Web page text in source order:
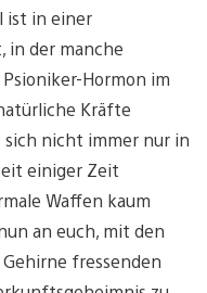
ist in einer
in der manche
Hormon im
Kräfte
nicht immer nur in
einiger Zeit
Waffen kaum
an euch, mit den
fressenden